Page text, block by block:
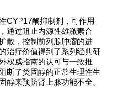
CYP17酶抑制剂，可作用
通过阻止内源性雄激素合
散，控制前列腺肿瘤的进
治疗价值得到了系列经典研
权威指南的认可与一致推
断了类固醇的正常生理性生
醇来预防肾上腺功能不全。